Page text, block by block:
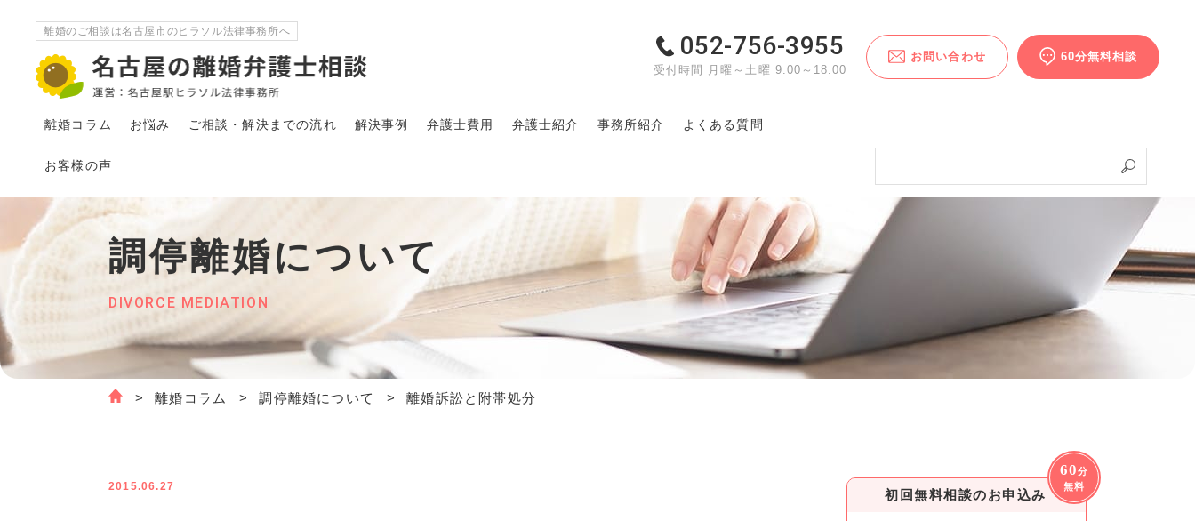
離婚のご相談は名古屋市のヒラソル法律事務所へ
離婚コラム お悩み ご相談・解決 までの流れ 解決事例 弁護士費用 弁護士紹介 事務所紹介 よくある質問
お客様の声
052-756-3955
受付時間 月曜～土曜 9:00～18:00
60分無料相談
お問い合わせ
調停離婚について
DIVORCE MEDIATION
離婚コラム 調停離婚について 離婚訴訟と附帯処分
2015.06.27
60分
無料
初回無料相談のお申込み